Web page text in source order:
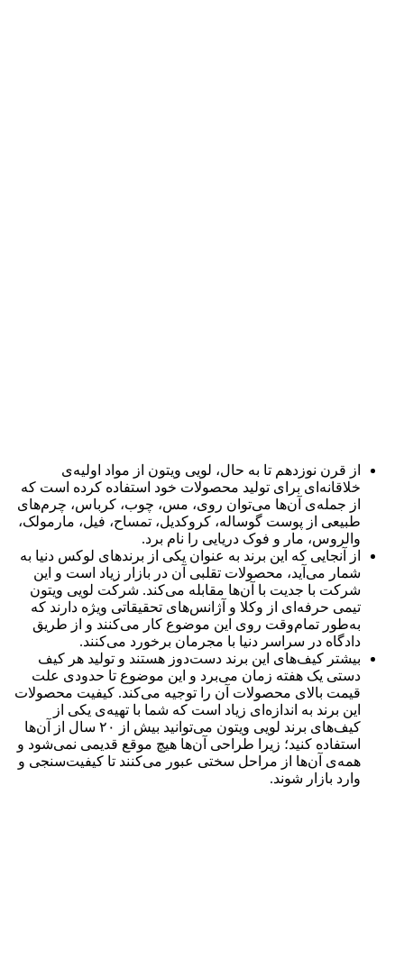
از قرن نوزدهم تا به حال، لویی ویتون از مواد اولیه‌ی
خلاقانه‌ای برای تولید محصولات خود استفاده کرده است که
از جمله‌ی آن‌ها می‌توان روی، مس، چوب، کرباس، چرم‌های
طبیعی از پوست گوساله، کروکدیل، تمساح، فیل، مارمولک،
والروس، مار و فوک دریایی را نام برد.
از آنجایی که این برند به‌ عنوان یکی از برندهای لوکس دنیا به
شمار می‌آید، محصولات تقلبی آن در بازار زیاد است و این
شرکت با جدیت با آن‌ها مقابله می‌کند. شرکت لویی ویتون
تیمی حرفه‌ای از وکلا و آژانس‌های تحقیقاتی ویژه دارند که
به‌طور تمام‌وقت روی این موضوع کار می‌کنند و از طریق
دادگاه در سراسر دنیا با مجرمان برخورد می‌کنند.
بیشتر کیف‌های این برند دست‌دوز هستند و تولید هر کیف
دستی یک هفته زمان می‌برد و این موضوع تا حدودی علت
قیمت بالای محصولات آن را توجیه می‌کند. کیفیت محصولات
این برند به‌ اندازه‌ای زیاد است که شما با تهیه‌ی یکی از
کیف‌های برند لویی ویتون می‌توانید بیش از ۲۰ سال از آن‌ها
استفاده کنید؛ زیرا طراحی آن‌ها هیچ ‌موقع قدیمی نمی‌شود و
همه‌ی آن‌ها از مراحل سختی عبور می‌کنند تا کیفیت‌سنجی و
وارد بازار شوند.